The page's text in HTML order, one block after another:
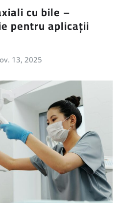
cu bile –
pentru aplicații
13, 2025